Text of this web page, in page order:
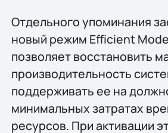
Отдельного упоминания
новый режим Efficient
позволяет восстановить
производительность
поддерживать ее на
минимальных затратах
ресурсов. При активации